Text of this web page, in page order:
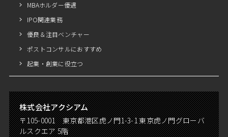
MBAホルダー優遇
IPO関連業務
優良＆注目ベンチャー
ポストコンサルにおすすめ
起業・創業に役立つ
株式会社アクシアム
〒105-0001 東京都港区虎ノ門1-3-1 東京虎ノ門グローバ
ルスクエア 5階